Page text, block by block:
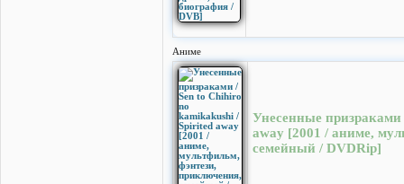
Аниме
Унесенные
away [2001 / аниме,
семейный / DVDRip]